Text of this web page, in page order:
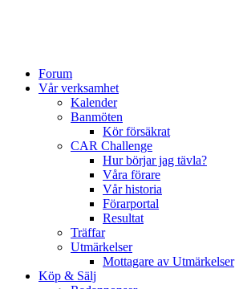
Forum
Vår verksamhet
Kalender
Banmöten
Kör försäkrat
CAR Challenge
Hur börjar jag tävla?
Våra förare
Vår historia
Förarportal
Resultat
Träffar
Utmärkelser
Mottagare av Utmärkelser
Köp & Sälj